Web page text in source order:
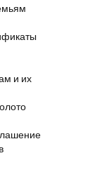
и их